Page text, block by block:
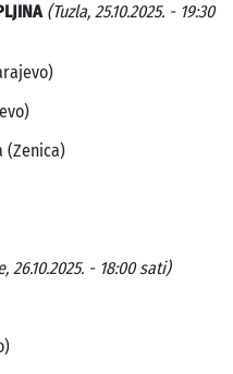
(Tuzla, 25.10.2025. - 19:30
(Zenica)
26.10.2025. - 18:00 sati)